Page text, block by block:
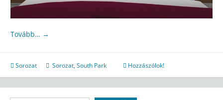
Tovább… →
Sorozat Sorozat,South Park Hozzászólok!